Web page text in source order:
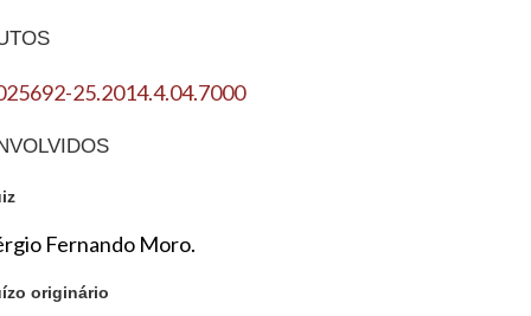
25.2014.4.04.7000
Fernando Moro.
originário